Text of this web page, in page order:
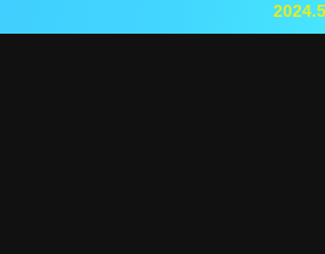
2024.5.23 『鳴潮（メイチョウ